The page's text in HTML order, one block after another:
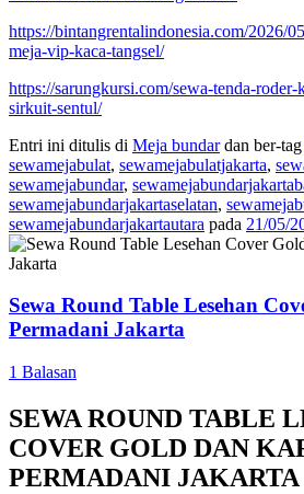
https://bintangrentalindonesia.com/2026/
meja-vip-kaca-tangsel/
https://sarungkursi.com/sewa-tenda-
sirkuit-sentul/
Entri ini ditulis di Meja bundardan ber-tag
sewamejabulat, sewamejabulatjakarta,
sewamejabundar,
sewamejabundarjakartaselatan,
sewamejabundarjakartautara pada 21/05/
Sewa Round Table Lesehan
Permadani Jakarta
1 Balasan
SEWA ROUND TABLE
COVER GOLD DAN
PERMADANI JAKARTA